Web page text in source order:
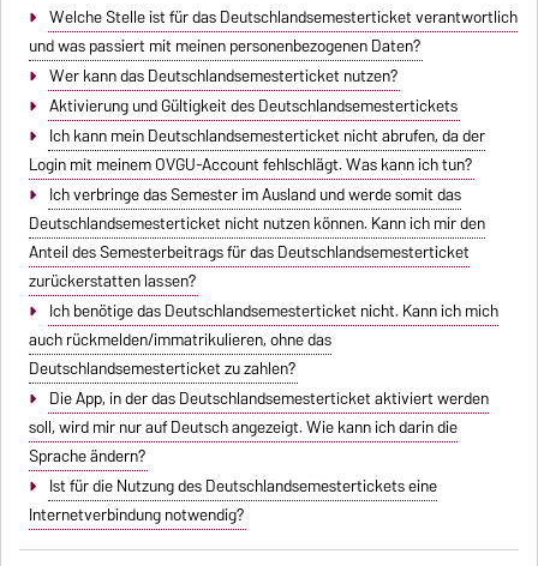
Welche Stelle ist für das Deutschlandsemesterticket verantwortlich
und was passiert mit meinen personenbezogenen Daten?
Wer kann das Deutschlandsemesterticket nutzen?
Aktivierung und Gültigkeit des Deutschlandsemestertickets
Ich kann mein Deutschlandsemesterticket nicht abrufen, da der
Login mit meinem OVGU-Account fehlschlägt. Was kann ich tun?
Ich verbringe das Semester im Ausland und werde somit das
Deutschlandsemesterticket nicht nutzen können. Kann ich mir den
Anteil des Semesterbeitrags für das Deutschlandsemesterticket
zurückerstatten lassen?
Ich benötige das Deutschlandsemesterticket nicht. Kann ich mich
auch rückmelden/immatrikulieren, ohne das
Deutschlandsemesterticket zu zahlen?
Die App, in der das Deutschlandsemesterticket aktiviert werden
soll, wird mir nur auf Deutsch angezeigt. Wie kann ich darin die
Sprache ändern?
Ist für die Nutzung des Deutschlandsemestertickets eine
Internetverbindung notwendig?